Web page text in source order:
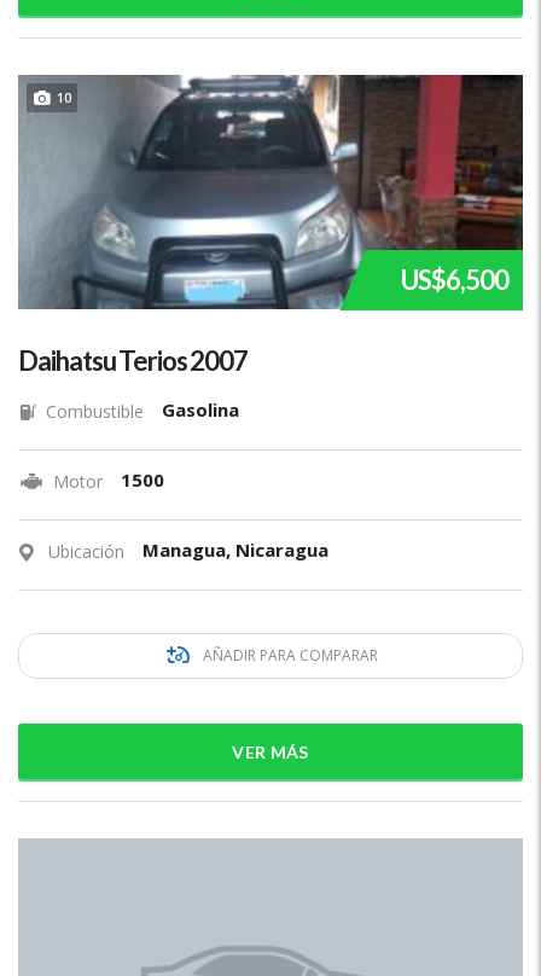
10
US$6,500
Daihatsu Terios 2007
Combustible Gasolina
Motor 1500
Ubicación Managua, Nicaragua
AÑADIR PARA COMPARAR
VER MÁS